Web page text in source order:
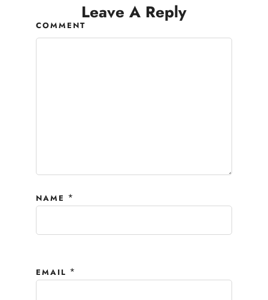
Leave A Reply
COMMENT
NAME *
EMAIL *